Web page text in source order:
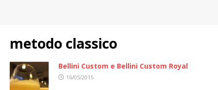
metodo classico
Bellini Custom e Bellini Custom Royal
16/05/2015